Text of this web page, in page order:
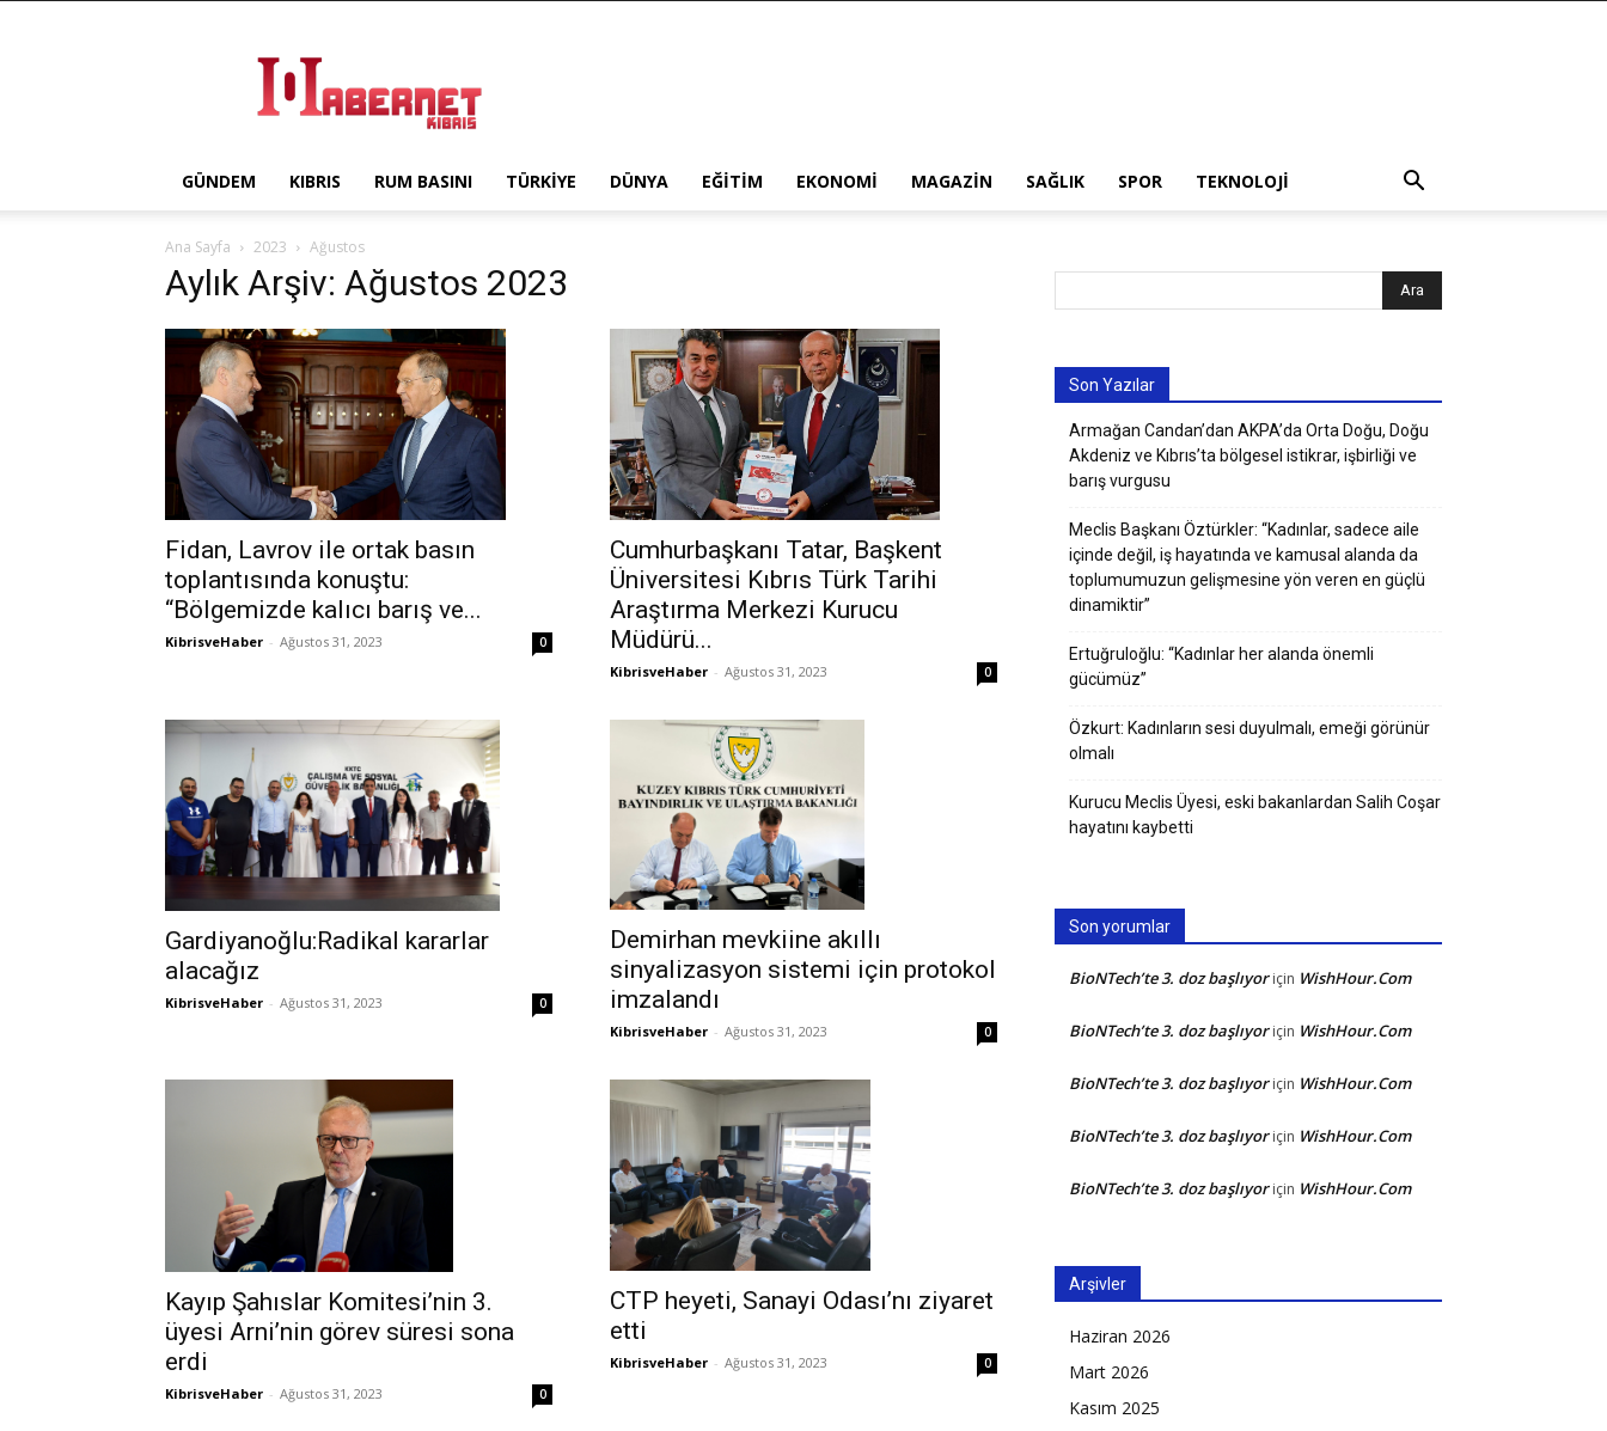
Kıbrıs
GÜNDEM KIBRIS RUM BASINI TÜRKIYE DÜNYA EĞITIM EKONOMI MAGAZIN SAĞLIK SPOR TEKNOLOJI
Ana Sayfa 2023 Ağustos
Aylık Arşiv: Ağustos 2023
Fidan, Lavrov ile ortak basın
toplantısında konuştu:
“Bölgemizde kalıcı barış ve...
KibrisveHaber - Ağustos 31, 2023 0
Cumhurbaşkanı Tatar, Başkent
Üniversitesi Kıbrıs Türk Tarihi
Araştırma Merkezi Kurucu
Müdürü...
KibrisveHaber - Ağustos 31, 2023 0
Gardiyanoğlu:Radikal kararlar
alacağız
KibrisveHaber - Ağustos 31, 2023 0
Demirhan mevkiine akıllı
sinyalizasyon sistemi için protokol
imzalandı
KibrisveHaber - Ağustos 31, 2023 0
Kayıp Şahıslar Komitesi’nin 3.
üyesi Arni’nin görev süresi sona
erdi
KibrisveHaber - Ağustos 31, 2023 0
CTP heyeti, Sanayi Odası’nı ziyaret
etti
KibrisveHaber - Ağustos 31, 2023 0
Son Yazılar
Armağan Candan’dan AKPA’da Orta Doğu, Doğu
Akdeniz ve Kıbrıs’ta bölgesel istikrar, işbirliği ve
barış vurgusu
Meclis Başkanı Öztürkler: “Kadınlar, sadece aile
içinde değil, iş hayatında ve kamusal alanda da
toplumumuzun gelişmesine yön veren en güçlü
dinamiktir”
Ertuğruloğlu: “Kadınlar her alanda önemli
gücümüz”
Özkurt: Kadınların sesi duyulmalı, emeği görünür
olmalı
Kurucu Meclis Üyesi, eski bakanlardan Salih Coşar
hayatını kaybetti
Son yorumlar
BioNTech’te 3. doz başlıyoriçin WishHour.Com
BioNTech’te 3. doz başlıyoriçin WishHour.Com
BioNTech’te 3. doz başlıyoriçin WishHour.Com
BioNTech’te 3. doz başlıyoriçin WishHour.Com
BioNTech’te 3. doz başlıyoriçin WishHour.Com
Arşivler
Haziran 2026
Mart 2026
Kasım 2025